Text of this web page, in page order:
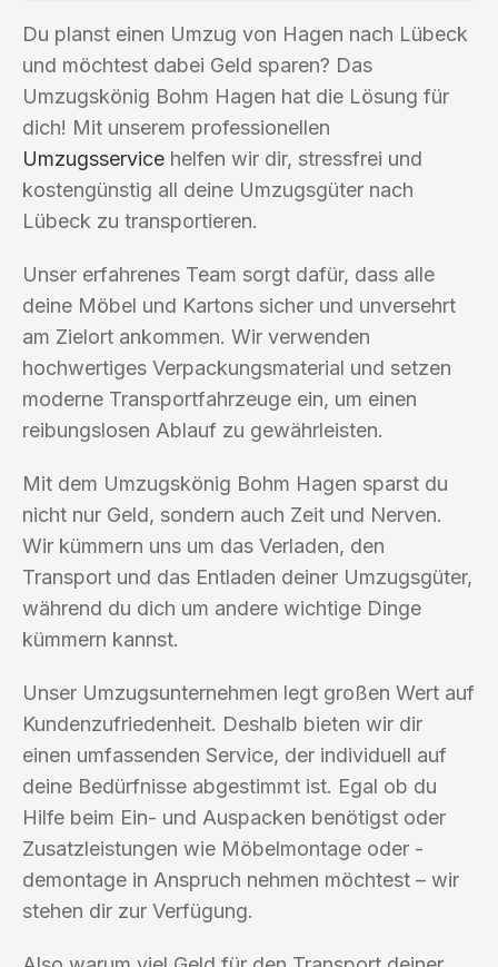
Du planst einen Umzug von Hagen nach Lübeck
und möchtest dabei Geld sparen? Das
Umzugskönig Bohm Hagen hat die Lösung für
dich! Mit unserem professionellen
Umzugsservice helfen wir dir, stressfrei und
kostengünstig all deine Umzugsgüter nach
Lübeck zu transportieren.
Unser erfahrenes Team sorgt dafür, dass alle
deine Möbel und Kartons sicher und unversehrt
am Zielort ankommen. Wir verwenden
hochwertiges Verpackungsmaterial und setzen
moderne Transportfahrzeuge ein, um einen
reibungslosen Ablauf zu gewährleisten.
Mit dem Umzugskönig Bohm Hagen sparst du
nicht nur Geld, sondern auch Zeit und Nerven.
Wir kümmern uns um das Verladen, den
Transport und das Entladen deiner Umzugsgüter,
während du dich um andere wichtige Dinge
kümmern kannst.
Unser Umzugsunternehmen legt großen Wert auf
Kundenzufriedenheit. Deshalb bieten wir dir
einen umfassenden Service, der individuell auf
deine Bedürfnisse abgestimmt ist. Egal ob du
Hilfe beim Ein- und Auspacken benötigst oder
Zusatzleistungen wie Möbelmontage oder -
demontage in Anspruch nehmen möchtest – wir
stehen dir zur Verfügung.